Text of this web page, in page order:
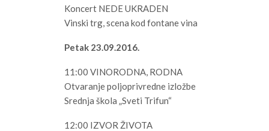
Koncert NEDE UKRADEN
Vinski trg, scena kod fontane vina
Petak 23.09.2016.
11:00 VINORODNA, RODNA
Otvaranje poljoprivredne izložbe
Srednja škola „Sveti Trifun“
12:00 IZVOR ŽIVOTA